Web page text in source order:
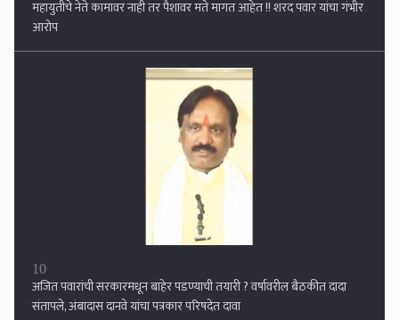
10
अजित पवारांची सरकारमधून बाहेर पडण्याची तयारी ? वर्षावरील बैठकीत दादा
संतापले, अंबादास दानवे यांचा पत्रकार परिषदेत दावा
1
विजय वडेट्टीवारांची बोचरी टीका,, 'नवनीत राणा जातीय विष पसरवणारी विषवल्ली',